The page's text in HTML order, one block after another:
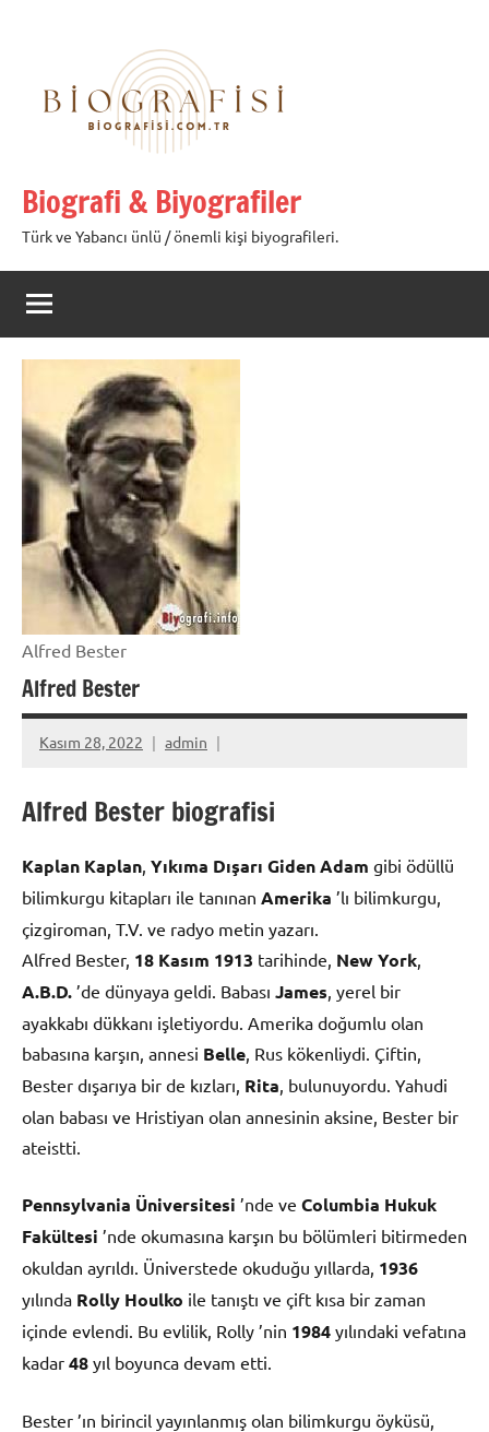
Biografi & Biyografiler
Türk ve Yabancı ünlü / önemli kişi biyografileri.
Alfred Bester
Alfred Bester
Kasım 28, 2022 admin
Alfred Bester biografisi
Kaplan Kaplan Yıkıma Dışarı Giden Adam gibi ödüllü
bilimkurgu kitapları ile tanınan Amerika ’lı bilimkurgu,
çizgiroman, T.V. ve radyo metin yazarı.
Alfred Bester, 18 Kasım 1913 tarihinde, New York
A.B.D. ’de dünyaya geldi. Babası James , yerel bir
ayakkabı dükkanı işletiyordu. Amerika doğumlu olan
babasına karşın, annesi Belle , Rus kökenliydi. Çiftin,
Bester dışarıya bir de kızları, Rita , bulunuyordu. Yahudi
olan babası ve Hristiyan olan annesinin aksine, Bester bir
ateistti.
Pennsylvania Üniversitesi ’nde ve Columbia Hukuk
Fakültesi ’nde okumasına karşın bu bölümleri bitirmeden
okuldan ayrıldı. Üniverstede okuduğu yıllarda, 1936
yılında Rolly Houlko ile tanıştı ve çift kısa bir zaman
içinde evlendi. Bu evlilik, Rolly ’nin 1984 yılındaki vefatına
kadar 48 yıl boyunca devam etti.
Bester ’ın birincil yayınlanmış olan bilimkurgu öyküsü,